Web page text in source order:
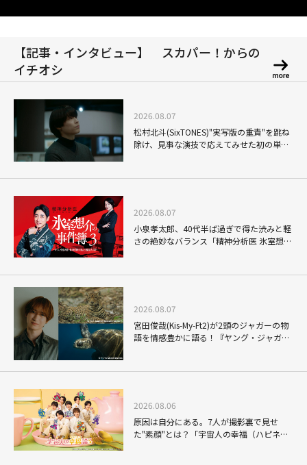
【記事・インタビュー】 スカパー！からの
イチオシ
2026.08.07
松村北斗(SixTONES)"実写版の重責"を跳ね
除け、見事な演技で応えてみせた初の単独
2026.08.07
小泉孝太郎、40代半ば過ぎで得た渋みと軽
さの絶妙なバランス「精神分析医 氷室想介
2026.08.07
宮田俊哉(Kis-My-Ft2)が2頭のジャガーの物
語を情感豊かに語る！『ヤング・ジャガ
ナレーションの妙
2026.08.06
原因は自分にある。7人が撮影裏で見せ
た"素顔"とは？「宇宙人の幸福（ハピネ